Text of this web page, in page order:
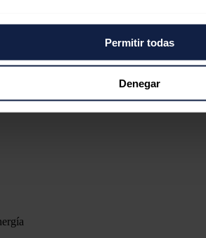
dispositivo analizándolo activamente
digitales)
sobre cómo se procesan sus
de datos. Puede cambiar o
de cookies.
sitio web se usan para personalizar el
sociales y analizar el tráfico. Además,
web con nuestros partners de redes
con otra información que les
uso que haya hecho de sus servicios.
Permitir todas
Denegar